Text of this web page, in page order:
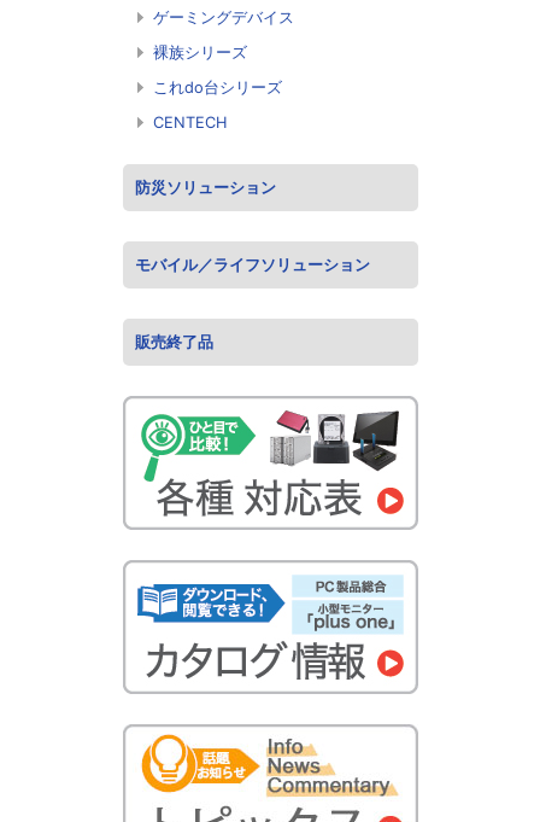
ゲーミングデバイス
裸族シリーズ
これdo台シリーズ
CENTECH
防災ソリューション
モバイル／ライフソリューション
販売終了品